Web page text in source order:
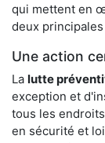
qui mettent en
deux
Une action
La lutte
exception et
tous les
en sécurité et